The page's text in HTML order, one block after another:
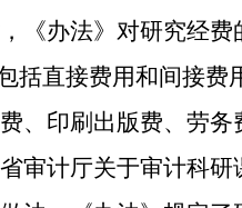
《办法》 对研究经费
括直接费用和间接
、印刷出版费、劳
审计厅关于审计科